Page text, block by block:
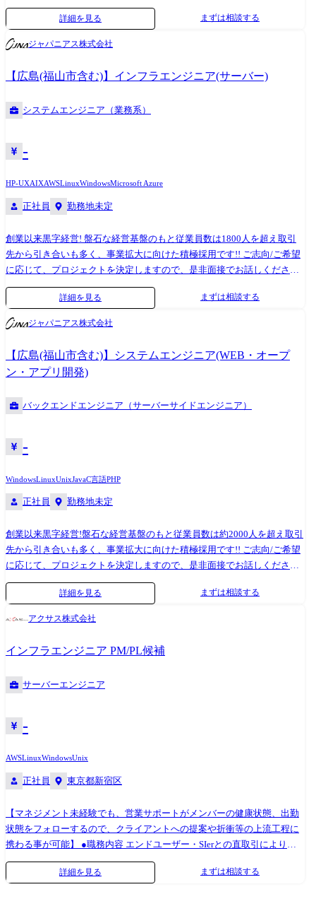
●取引業界 製造メーカー、通信キャリア、金融、流通、官公庁 等 ●設
RHL、Solaris、HP-UX、AIX、VMWare、Hyper-V クラウド:AWS、Azure ●
プロジェクト例 ・要件定義・設計・構築(上流) ・運用・保守(下流) ※ご
志向・ご希望に応じて、プロジェクトを決定します ※地元密着主義のた
め、地元の大手企業でのプロジェクトを前提としています。
詳細を見る まずは相談する
ジャパニアス株式会社
【広島(福山市含む)】インフラエンジニア(サーバー)
システムエンジニア（業務系）
-
HP-UXAIXAWSLinuxWindowsMicrosoft Azure
正社員 勤務地未定
創業以来黒字経営! 盤石な経営基盤のもと従業員数は1800人を超え取引
先から引き合いも多く、事業拡大に向けた積極採用です!! ご志向/ご希望
に応じて、プロジェクトを決定しますので、是非面接でお話しください!
●取引業界 製造メーカー、通信キャリア、金融、流通、官公庁 等 ●設
計・構築 OS：Windows、Linux、Unix ツール・機器：Windows Server、
RHL、Solaris、HP-UX、AIX、VMWare、Hyper-V クラウド：AWS、Azure
●プロジェクト例 ・要件定義・設計・構築（上流） ・運用・保守（下
流） ※ご志向・ご希望に応じて、プロジェクトを決定します ※地元密着
主義のため、地元の大手企業でのプロジェクトを前提としています。
詳細を見る まずは相談する
ジャパニアス株式会社
【広島(福山市含む)】システムエンジニア(WEB・オープ
ン・アプリ開発)
バックエンドエンジニア（サーバーサイドエンジニア）
-
WindowsLinuxUnixJavaC言語PHP
正社員 勤務地未定
創業以来黒字経営!盤石な経営基盤のもと従業員数は約2000人を超え取引
先から引き合いも多く、事業拡大に向けた積極採用です!! ご志向/ご希望
に応じて、プロジェクトを決定しますので、是非面接でお話しください!
●取引業界 製造メーカー、通信キャリア、金融、流通、官公庁 等 ●開
C#、C、PHP、Python 等 使用DB: Oracle、MySQL、PosgreSQL、
望に応じて、プロジェクトを決定します ※地元密着主義のため、地元の
大手企業でのプロジェクトを前提としています。
詳細を見る まずは相談する
アクサス株式会社
インフラエンジニア PM/PL候補
サーバーエンジニア
-
AWSLinuxWindowsUnix
正社員 東京都新宿区
【マネジメント未経験でも、営業サポートがメンバーの健康状態、出勤
状態をフォローするので、クライアントへの提案や折衝等の上流工程に
携わる事が可能】 ●職務内容 エンドユーザー・SIerとの直取引により、
サーバー、ネットワークと幅広くインフラ支援を行っています。 将来的
にはPL/PM業務を行って頂き、当社の核となって頂ける方を募集してお
詳細を見る まずは相談する